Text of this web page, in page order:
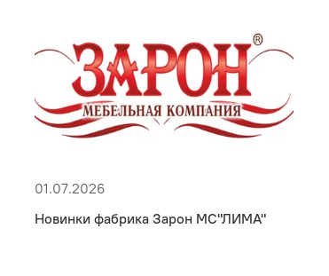
01.07.2026
Новинки фабрика Зарон МС"ЛИМА"